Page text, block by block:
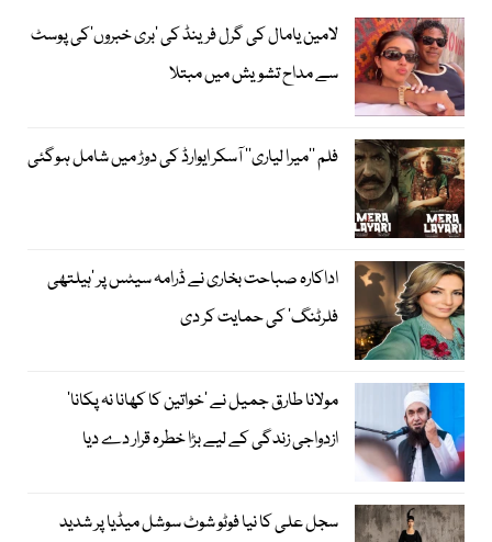
لامین یامال کی گرل فرینڈ کی ’بری خبروں‘کی پوسٹ
سے مداح تشویش میں مبتلا
فلم ’’میرا لیاری‘‘ آسکر ایوارڈ کی دوڑ میں شامل ہوگئی
اداکارہ صباحت بخاری نے ڈرامہ سیٹس پر ’ہیلتھی
فلرٹنگ‘ کی حمایت کر دی
مولانا طارق جمیل نے ’خواتین کا کھانا نہ پکانا‘
ازدواجی زندگی کے لیے بڑا خطرہ قرار دے دیا
سجل علی کا نیا فوٹو شوٹ سوشل میڈیا پر شدید